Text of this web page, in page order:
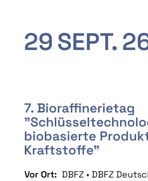
29SEPT.
7. Bioraffinerietag
biobasierte
Kraftstoffe"
Vor Ort: DBFZ • DBFZ